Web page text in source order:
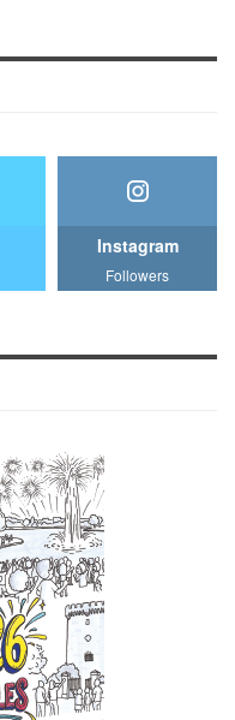
Instagram
Followers